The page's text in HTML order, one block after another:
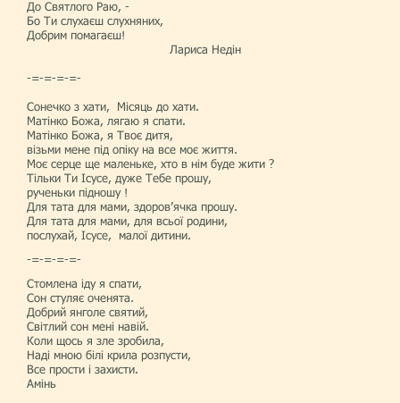
До Святлого Раю, -
Бо Ти слухаєш слухняних,
Добрим помагаєш!
Лариса Недін
-=-=-=-=-
Сонечко з хати, Місяць до хати.
Матінко Божа, лягаю я спати.
Матінко Божа, я Твоє дитя,
візьми мене під опіку на все моє життя.
Моє серце ще маленьке, хто в нім буде жити ?
Тільки Ти Ісусе, дуже Тебе прошу,
рученьки підношу !
Для тата для мами, здоров’ячка прошу.
Для тата для мами, для всьої родини,
послухай, Ісусе, малої дитини.
-=-=-=-=-
Стомлена іду я спати,
Сон стуляє оченята.
Добрий янголе святий,
Світлий сон мені навій.
Коли щось я зле зробила,
Наді мною білі крила розпусти,
Все прости і захисти.
Амінь